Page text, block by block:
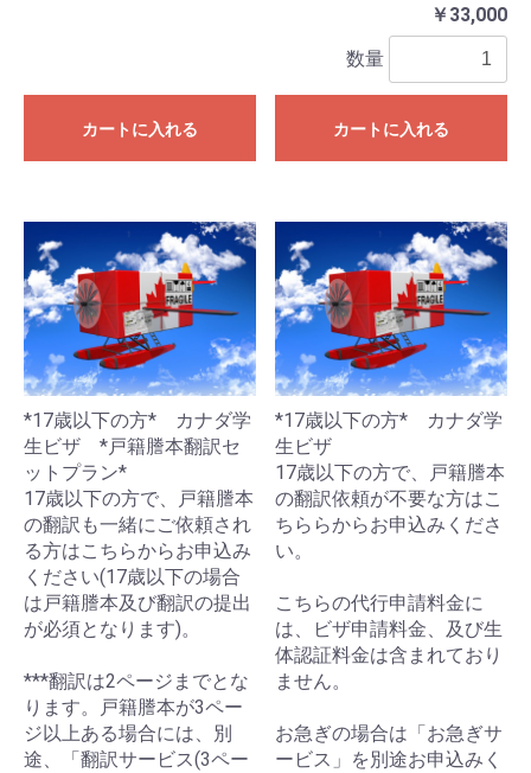
カートに入れる
￥33,000
数量
カートに入れる
*17歳以下の方* カナダ学
生ビザ *戸籍謄本翻訳セ
ットプラン*
17歳以下の方で、戸籍謄本
の翻訳も一緒にご依頼され
る方はこちらからお申込み
ください(17歳以下の場合
は戸籍謄本及び翻訳の提出
が必須となります)。
***翻訳は2ページまでとな
ります。戸籍謄本が3ペー
ジ以上ある場合には、別
途、「翻訳サービス(3ペー
*17歳以下の方* カナダ学
生ビザ
17歳以下の方で、戸籍謄本
の翻訳依頼が不要な方はこ
ちららからお申込みくださ
い。
こちらの代行申請料金に
は、ビザ申請料金、及び生
体認証料金は含まれており
ません。
お急ぎの場合は「お急ぎサ
ービス」を別途お申込みく